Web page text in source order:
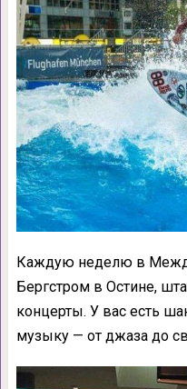
Каждую неделю в
Бергстром в Остине,
концерты. У вас есть
музыку — от джаза до